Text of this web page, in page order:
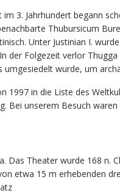
im 3. Jahrhundert begann
Thubursicum
Unter Justinian I.
der Folgezeit verlor
umgesiedelt wurde, um
1997 in die Liste des
Bei unserem Besuch
Das Theater wurde 168 n.
etwa 15 m erhebenden